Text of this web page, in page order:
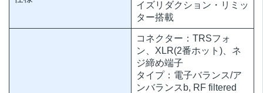
イズリダクション・リミッ
ター搭載
コネクター：TRSフォ
ン、XLR(2番ホット)、ネ
ジ締め端子
タイプ：電子バランス/ア
ンバランスb, RF filtered